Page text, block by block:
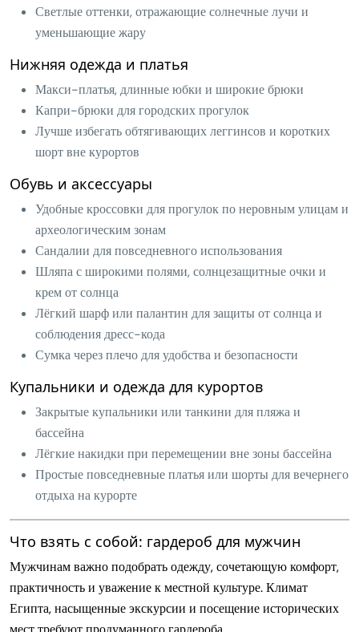
Светлые оттенки, отражающие солнечные лучи и
уменьшающие жару
Нижняя одежда и платья
Макси-платья, длинные юбки и широкие брюки
Капри-брюки для городских прогулок
Лучше избегать обтягивающих леггинсов и коротких
шорт вне курортов
Обувь и аксессуары
Удобные кроссовки для прогулок по неровным улицам и
археологическим зонам
Сандалии для повседневного использования
Шляпа с широкими полями, солнцезащитные очки и
крем от солнца
Лёгкий шарф или палантин для защиты от солнца и
соблюдения дресс-кода
Сумка через плечо для удобства и безопасности
Купальники и одежда для курортов
Закрытые купальники или танкини для пляжа и
бассейна
Лёгкие накидки при перемещении вне зоны бассейна
Простые повседневные платья или шорты для вечернего
отдыха на курорте
Что взять с собой: гардероб для мужчин
Мужчинам важно подобрать одежду, сочетающую комфорт,
практичность и уважение к местной культуре. Климат
Египта, насыщенные экскурсии и посещение исторических